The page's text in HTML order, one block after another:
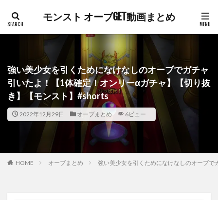
モンスト オーブGET動画まとめ
強い美少女を引くためになけなしのオーブでガチャ
引いたよ！【1体確定！オンリーαガチャ】【切り抜
き】【モンスト】#shorts
2022年12月29日 オーブまとめ 6ビュー
HOME オーブまとめ 強い美少女を引くためになけなしのオーブ